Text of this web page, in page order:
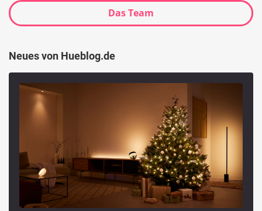
Das Team
Neues von Hueblog.de